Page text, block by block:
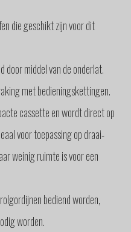
die geschikt zijn voor dit
door middel van de onderlat.
met bedieningskettingen.
cassette en wordt direct op
voor toepassing op draai-
weinig ruimte is voor een
bediend worden,
worden.